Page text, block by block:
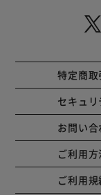
特定商
セキュ
お問い合
ご利用方
ご利用規